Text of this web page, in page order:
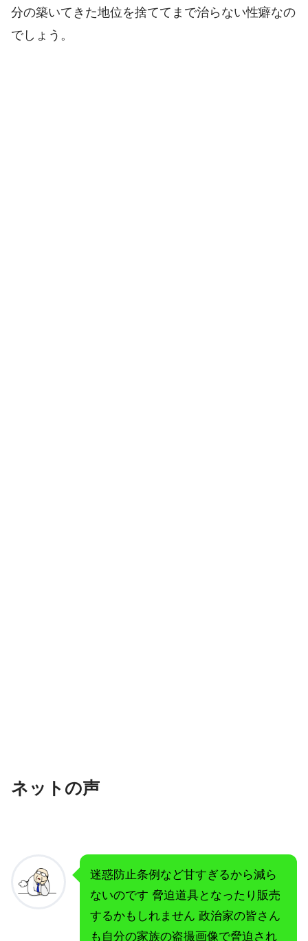
分の築いてきた地位を捨ててまで治らない性癖なの
でしょう。
ネットの声
迷惑防止条例など甘すぎるから減ら
ないのです 脅迫道具となったり販売
するかもしれません 政治家の皆さん
も自分の家族の盗撮画像で脅迫され